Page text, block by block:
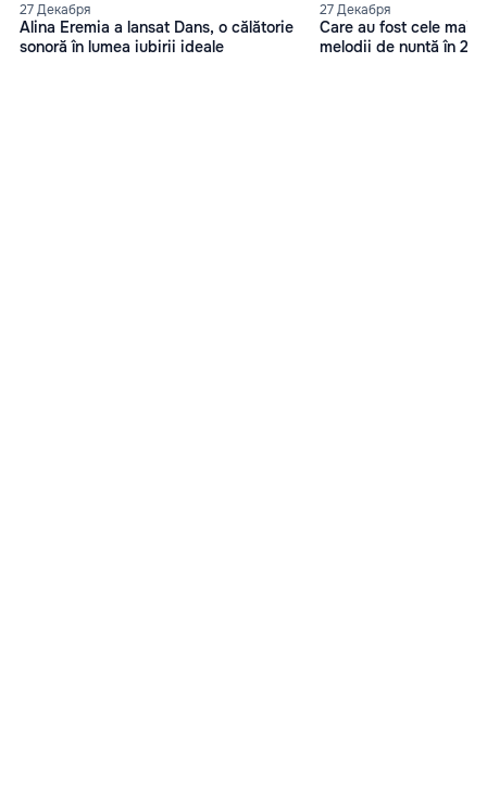
27 Декабря
Alina Eremia a lansat Dans, o călătorie
sonoră în lumea iubirii ideale
27 Декабря
Care au fost cele mai
melodii de nuntă în